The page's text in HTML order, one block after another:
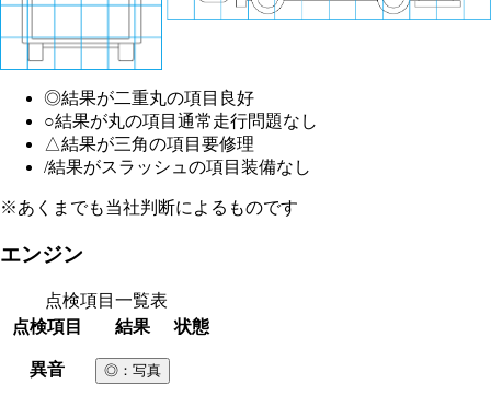
◎結果が二重丸の項目 良好
○結果が丸の項目 通常走行問題なし
△結果が三角の項目 要修理
/結果がスラッシュの項目 装備なし
※あくまでも当社判断によるものです
エンジン
点検項目一覧表
点検項目
結果 状態
異音 ◎ ：写真